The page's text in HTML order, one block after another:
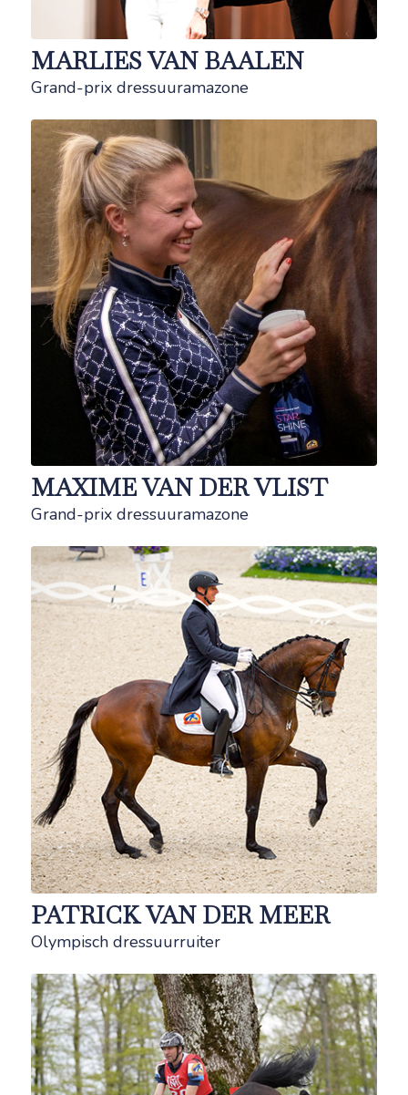
MARLIES VAN BAALEN
Grand-prix dressuuramazone
MAXIME VAN DER VLIST
Grand-prix dressuuramazone
PATRICK VAN DER MEER
Olympisch dressuurruiter